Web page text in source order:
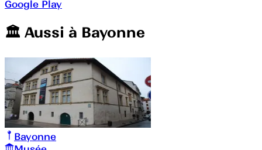
Google Play
🏛️️ Aussi à Bayonne
Bayonne